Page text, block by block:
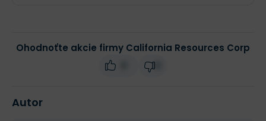
Ohodnoťte akcie firmy California Resources Corp
Autor